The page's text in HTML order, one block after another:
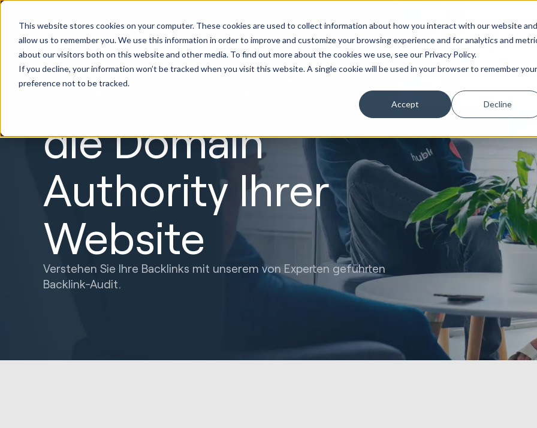
This website stores cookies on your computer. These cookies are used to collect information about how you interact with our website and
allow us to remember you. We use this information in order to improve and customize your browsing experience and for analytics and
about our visitors both on this website and other media. To find out more about the cookies we use, see our Privacy Policy.
If you decline, your information won’t be tracked when you visit this website. A single cookie will be used in your browser to remember your
preference not to be tracked.
Accept Decline
HubSpot
Implementierung
Marketing &
Creative
Website &
Portale
Sales &
Revenue
Service
Operation
Seek
Evolution
Verbessern Sie
die Domain
Authority Ihrer
Website
Verstehen Sie Ihre Backlinks mit unserem von Experten geführten
Backlink-Audit.